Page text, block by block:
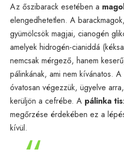
Az őszibarack esetében a
elengedhetetlen. A
gyümölcsök magjai, cianogén
amelyek hidrogén-cianiddá
nemcsak mérgező, hanem
pálinkának, ami nem kívánatos.
óvatosan végezzük, ügyelve
kerüljön a cefrébe. A pálinka
megőrzése érdekében ez a
kívül.